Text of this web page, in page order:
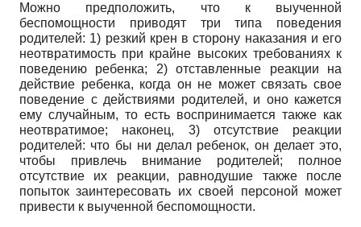
Можно предположить, что к выученной
беспомощности приводят три типа поведения
родителей: 1) резкий крен в сторону наказания и его
неотвратимость при крайне высоких требованиях к
поведению ребенка; 2) отставленные реакции на
действие ребенка, когда он не может связать свое
поведение с действиями родителей, и оно кажется
ему случайным, то есть воспринимается также как
неотвратимое; наконец, 3) отсутствие реакции
родителей: что бы ни делал ребенок, он делает это,
чтобы привлечь внимание родителей; полное
отсутствие их реакции, равнодушие также после
попыток заинтересовать их своей персоной может
привести к выученной беспомощности.